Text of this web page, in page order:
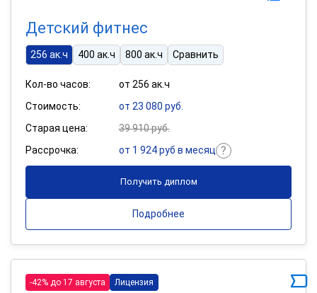
Детский фитнес
256 ак.ч 400 ак.ч 800 ак.ч Сравнить
Кол-во часов:
от 256 ак.ч
Стоимость:
от 23 080 руб.
Старая цена:
39 910 руб.
Рассрочка:
от 1 924 руб в месяц
Получить диплом
Подробнее
-42% до 17 августа Лицензия